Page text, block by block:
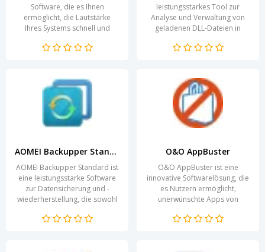
Software, die es Ihnen
ermöglicht, die Lautstärke
Ihres Systems schnell und
steuern. Diese Anwendung...
leistungsstarkes Tool zur
Analyse und Verwaltung von
geladenen DLL-Dateien in
ermöglicht Nutzern,
AOMEI Backupper Standard
AOMEI Backupper Standard ist
eine leistungsstarke Software
zur Datensicherung und -
wiederherstellung, die sowohl
Unternehmen...
O&O AppBuster
O&O AppBuster ist eine
innovative Softwarelösung, die
es Nutzern ermöglicht,
unerwünschte Apps von
und effizient zu entfernen. In...